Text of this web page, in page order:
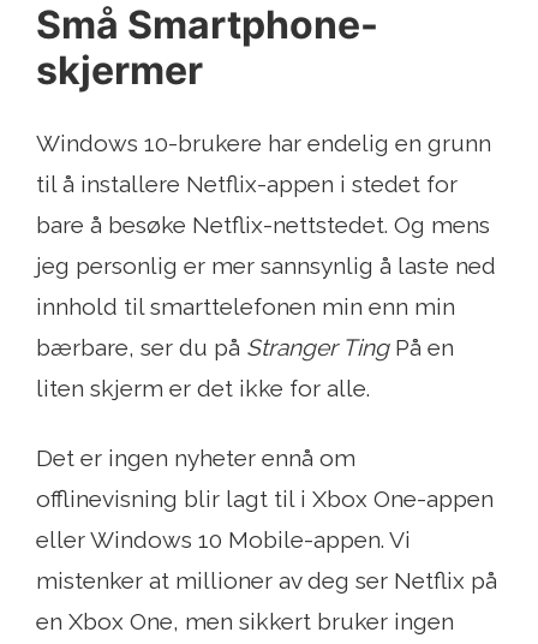
Små Smartphone-
skjermer
Windows 10-brukere har endelig en grunn
til å installere Netflix-appen i stedet for
bare å besøke Netflix-nettstedet. Og mens
jeg personlig er mer sannsynlig å laste ned
innhold til smarttelefonen min enn min
bærbare, ser du på Stranger TingPå en
liten skjerm er det ikke for alle.
Det er ingen nyheter ennå om
offlinevisning blir lagt til i Xbox One-appen
eller Windows 10 Mobile-appen. Vi
mistenker at millioner av deg ser Netflix på
en Xbox One, men sikkert bruker ingen